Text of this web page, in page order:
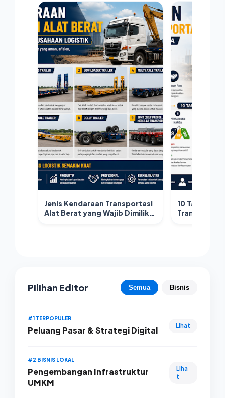
Jenis Kendaraan Transportasi
Alat Berat yang Wajib Dimiliki
10
Pilihan Editor Semua Bisnis
#1 TERPOPULER
Peluang Pasar & Strategi Digital Lihat
#2 BISNIS LOKAL
Pengembangan Infrastruktur
UMKM
Liha
t